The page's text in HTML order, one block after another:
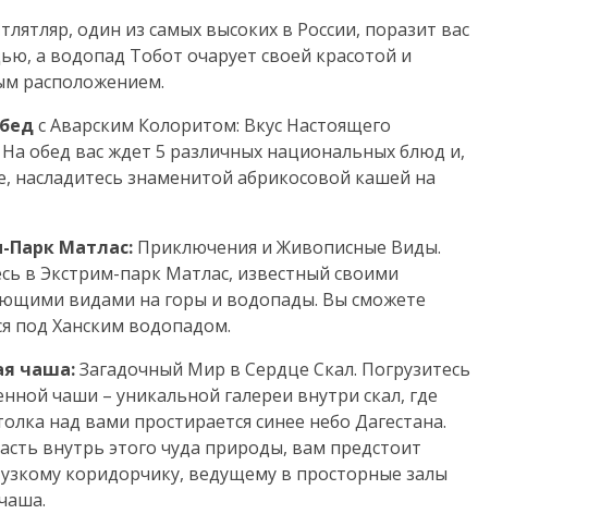
один из самых высоких в России, поразит вас
а водопад Тобот очарует своей красотой и
расположением.
с Аварским Колоритом: Вкус Настоящего
На обед вас ждет 5 различных национальных блюд и,
насладитесь знаменитой абрикосовой кашей на
Парк Матлас: Приключения и Живописные Виды.
в Экстрим-парк Матлас, известный своими
видами на горы и водопады. Вы сможете
под Ханским водопадом.
чаша:Загадочный Мир в Сердце Скал. Погрузитесь
чаши – уникальной галереи внутри скал, где
над вами простирается синее небо Дагестана.
внутрь этого чуда природы, вам предстоит
коридорчику, ведущему в просторные залы